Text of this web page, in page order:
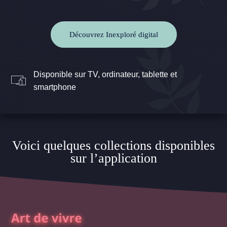
Découvrez Inexploré digital
Disponible sur TV, ordinateur, tablette et
smartphone
Voici quelques collections disponibles
sur l’application